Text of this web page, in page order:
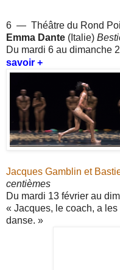
6 — Théâtre du Rond
Emma Dante (Italie)
Du mardi 6 au dimanche
savoir +
Jacques Gamblin et
centièmes
Du mardi 13 février au
« Jacques, le coach, a les
danse. »